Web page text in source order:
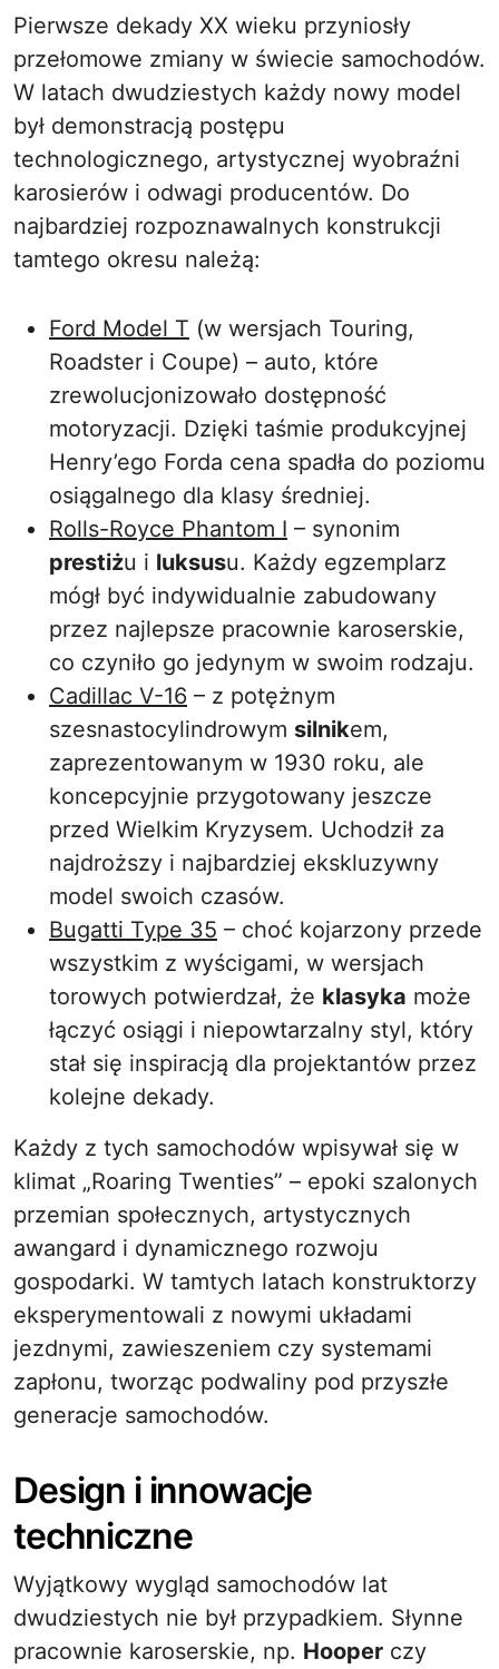
Pierwsze dekady XX wieku przyniosły
przełomowe zmiany w świecie samochodów.
W latach dwudziestych każdy nowy model
był demonstracją postępu
technologicznego, artystycznej wyobraźni
karosierów i odwagi producentów. Do
najbardziej rozpoznawalnych konstrukcji
tamtego okresu należą:
Ford Model T (w wersjach Touring,
Roadster i Coupe) – auto, które
zrewolucjonizowało dostępność
motoryzacji. Dzięki taśmie produkcyjnej
Henry’ego Forda cena spadła do poziomu
osiągalnego dla klasy średniej.
Rolls-Royce Phantom I – synonim
prestiżu i luksusu. Każdy egzemplarz
mógł być indywidualnie zabudowany
przez najlepsze pracownie karoserskie,
co czyniło go jedynym w swoim rodzaju.
Cadillac V-16 – z potężnym
szesnastocylindrowym silnikem,
zaprezentowanym w 1930 roku, ale
koncepcyjnie przygotowany jeszcze
przed Wielkim Kryzysem. Uchodził za
najdroższy i najbardziej ekskluzywny
model swoich czasów.
Bugatti Type 35 – choć kojarzony przede
wszystkim z wyścigami, w wersjach
torowych potwierdzał, że klasyka może
łączyć osiągi i niepowtarzalny styl, który
stał się inspiracją dla projektantów przez
kolejne dekady.
Każdy z tych samochodów wpisywał się w
klimat „Roaring Twenties” – epoki szalonych
przemian społecznych, artystycznych
awangard i dynamicznego rozwoju
gospodarki. W tamtych latach konstruktorzy
eksperymentowali z nowymi układami
jezdnymi, zawieszeniem czy systemami
zapłonu, tworząc podwaliny pod przyszłe
generacje samochodów.
Design i innowacje
techniczne
Wyjątkowy wygląd samochodów lat
dwudziestych nie był przypadkiem. Słynne
pracownie karoserskie, np. Hooper czy